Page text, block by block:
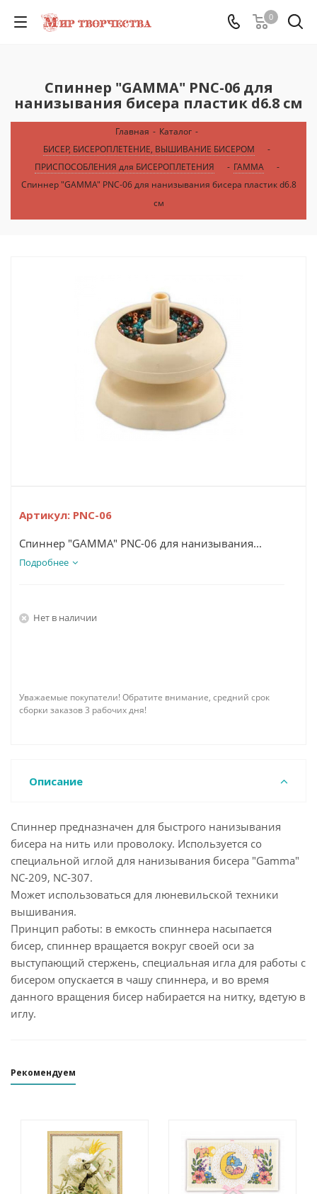
0
Спиннер "GAMMA" PNC-06 для
нанизывания бисера пластик d6.8 см
Главная - Каталог -
БИСЕР, БИСЕРОПЛЕТЕНИЕ, ВЫШИВАНИЕ БИСЕРОМ
-
ПРИСПОСОБЛЕНИЯ для БИСЕРОПЛЕТЕНИЯ
- ГАММА
-
Спиннер "GAMMA" PNC-06 для нанизывания бисера пластик d6.8
см
Артикул: PNC-06
Спиннер "GAMMA" PNC-06 для нанизывания...
Подробнее
Нет в наличии
Уважаемые покупатели! Обратите внимание, средний срок
сборки заказов 3 рабочих дня!
Описание
Спиннер предназначен для быстрого нанизывания
бисера на нить или проволоку. Используется со
специальной иглой для нанизывания бисера "Gamma"
NC-209, NC-307.
Может использоваться для люневильской техники
вышивания.
Принцип работы: в емкость спиннера насыпается
бисер, спиннер вращается вокруг своей оси за
выступающий стержень, специальная игла для работы с
бисером опускается в чашу спиннера, и во время
данного вращения бисер набирается на нитку, вдетую в
иглу.
Рекомендуем